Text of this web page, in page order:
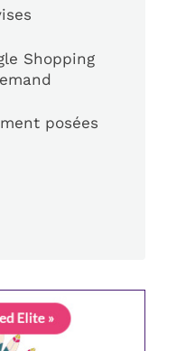
Shopping
posées